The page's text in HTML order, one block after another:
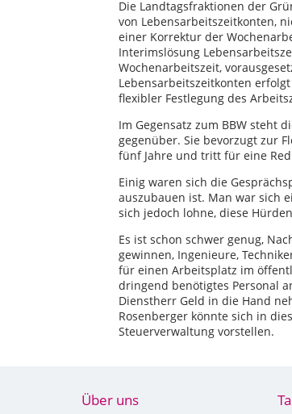
Die Landtagsfraktionen der
von Lebensarbeitszeitkonten,
einer Korrektur der
Interimslösung
Wochenarbeitszeit,
Lebensarbeitszeitkonten
flexibler Festlegung des
Im Gegensatz zum BBW steht
gegenüber. Sie bevorzugt zur
fünf Jahre und tritt für eine
Einig waren sich die
auszubauen ist. Man war sich
sich jedoch lohne, diese
Es ist schon schwer genug,
gewinnen, Ingenieure,
für einen Arbeitsplatz im
dringend benötigtes Personal
Dienstherr Geld in die Hand
Rosenberger könnte sich in
Steuerverwaltung vorstellen.
Über uns